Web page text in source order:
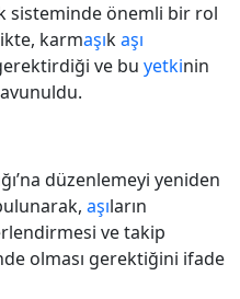
sisteminde önemli bir rol
karmaşıkaşı
ve bu yetkinin
düzenlemeyi yeniden
aşıların
ve takip
olması gerektiğini ifade